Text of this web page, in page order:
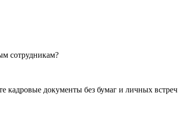
сотрудникам?
кадровые документы без бумаг и личных встреч